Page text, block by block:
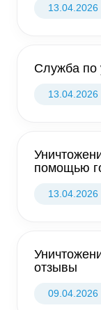
13.04.2026
Служба по
13.04.2026
помощью
13.04.2026
отзывы
09.04.2026